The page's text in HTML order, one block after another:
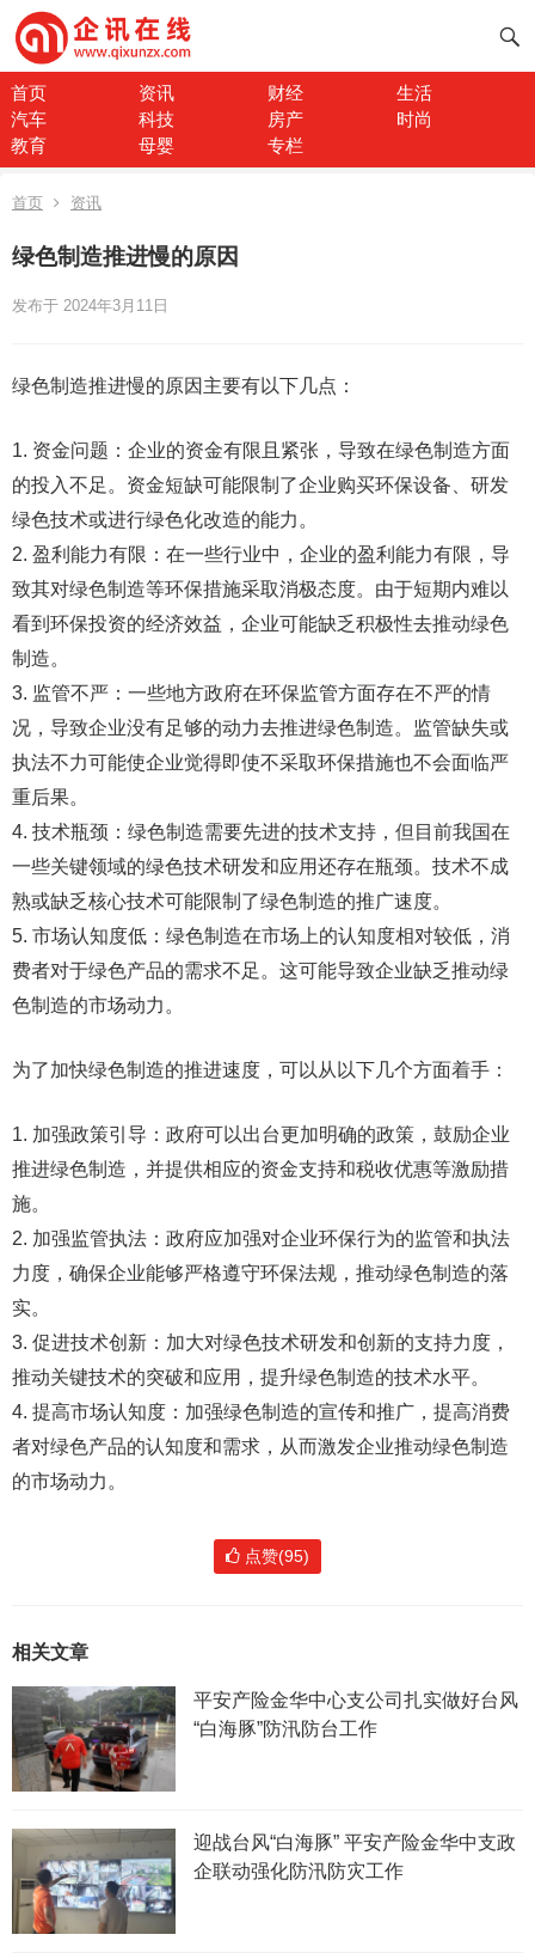
首页 资讯 财经
生活
汽车
科技 房产
时尚
教育
母婴 专栏
首页 资讯
绿色制造推进慢的原因
发布于 2024年3月11日
绿色制造推进慢的原因主要有以下几点：
1. 资金问题：企业的资金有限且紧张，导致在绿色制造方面
的投入不足。资金短缺可能限制了企业购买环保设备、研发
绿色技术或进行绿色化改造的能力。
2. 盈利能力有限：在一些行业中，企业的盈利能力有限，导
致其对绿色制造等环保措施采取消极态度。由于短期内难以
看到环保投资的经济效益，企业可能缺乏积极性去推动绿色
制造。
3. 监管不严：一些地方政府在环保监管方面存在不严的情
况，导致企业没有足够的动力去推进绿色制造。监管缺失或
执法不力可能使企业觉得即使不采取环保措施也不会面临严
重后果。
4. 技术瓶颈：绿色制造需要先进的技术支持，但目前我国在
一些关键领域的绿色技术研发和应用还存在瓶颈。技术不成
熟或缺乏核心技术可能限制了绿色制造的推广速度。
5. 市场认知度低：绿色制造在市场上的认知度相对较低，消
费者对于绿色产品的需求不足。这可能导致企业缺乏推动绿
色制造的市场动力。
为了加快绿色制造的推进速度，可以从以下几个方面着手：
1. 加强政策引导：政府可以出台更加明确的政策，鼓励企业
推进绿色制造，并提供相应的资金支持和税收优惠等激励措
施。
2. 加强监管执法：政府应加强对企业环保行为的监管和执法
力度，确保企业能够严格遵守环保法规，推动绿色制造的落
实。
3. 促进技术创新：加大对绿色技术研发和创新的支持力度，
推动关键技术的突破和应用，提升绿色制造的技术水平。
4. 提高市场认知度：加强绿色制造的宣传和推广，提高消费
者对绿色产品的认知度和需求，从而激发企业推动绿色制造
的市场动力。
点赞(95)
相关文章
平安产险金华中心支公司扎实做好台风
“白海豚”防汛防台工作
迎战台风“白海豚” 平安产险金华中支政
企联动强化防汛防灾工作